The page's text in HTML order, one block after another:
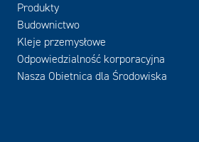
Produkty
Budownictwo
Kleje przemysłowe
Odpowiedzialność korporacyjna
Nasza Obietnica dla Środowiska